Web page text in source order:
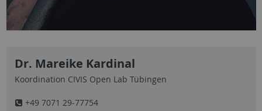
Dr. Mareike Kardinal
Koordination CIVIS Open Lab Tübingen
+49 7071 29-77754